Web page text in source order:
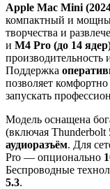
Apple Mac Mini
компактный и
творчества и
и M4 Pro (до 14
производительность
Поддержка
позволяет
запускать
Модель оснащена
(включая Thunderbolt
аудиоразъём. Для
Pro — опционально
Беспроводные
5.3.